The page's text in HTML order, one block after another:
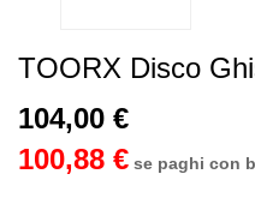
TOORX Disco
104,00 €
100,88 € se paghi con